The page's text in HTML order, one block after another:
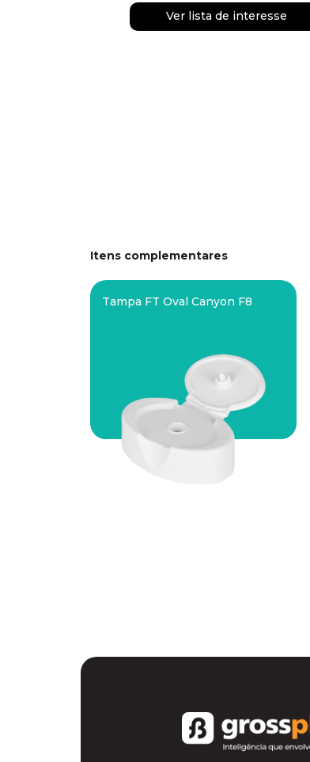
Ver lista de interesse
Itens complementares
Tampa FT Oval Canyon F8